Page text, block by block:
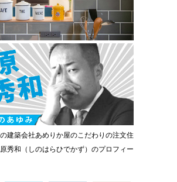
建築会社あめりか屋のこだわりの注文住
秀和（しのはらひでかず）のプロフィー